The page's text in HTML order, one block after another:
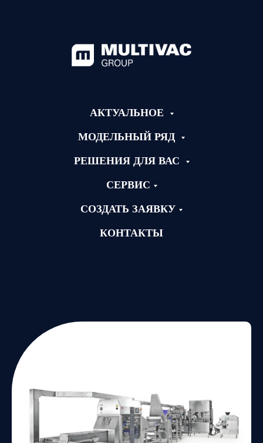
АКТУАЛЬНОЕ
МОДЕЛЬНЫЙ РЯД
РЕШЕНИЯ ДЛЯ ВАС
СЕРВИС
СОЗДАТЬ ЗАЯВКУ
КОНТАКТЫ